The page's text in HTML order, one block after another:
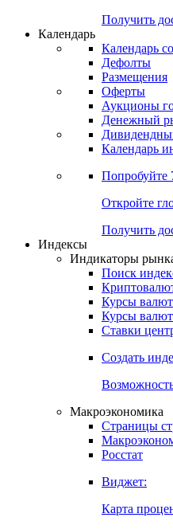
Получить
Календарь
Календарь
Дефолты
Размещения
Оферты
Аукционы
Денежный
Календарь
Попробуйте
Откройте
Получить
Индексы
Индикаторы
Поиск
Курсы
Курсы
Ставки
Создать
Макроэкономика
Страницы
Росстат
Виджет:
Карта